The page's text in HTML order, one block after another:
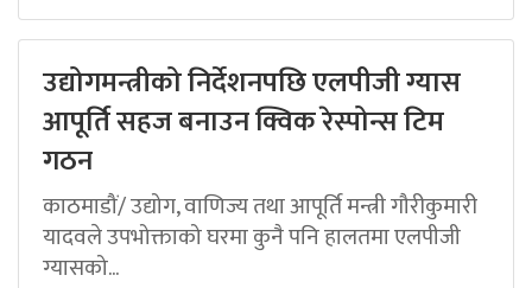
उद्योगमन्त्रीको निर्देशनपछि एलपीजी ग्यास
आपूर्ति सहज बनाउन क्विक रेस्पोन्स टिम
गठन
काठमाडौं/ उद्योग, वाणिज्य तथा आपूर्ति मन्त्री गौरीकुमारी
यादवले उपभोक्ताको घरमा कुनै पनि हालतमा एलपीजी
ग्यासको...